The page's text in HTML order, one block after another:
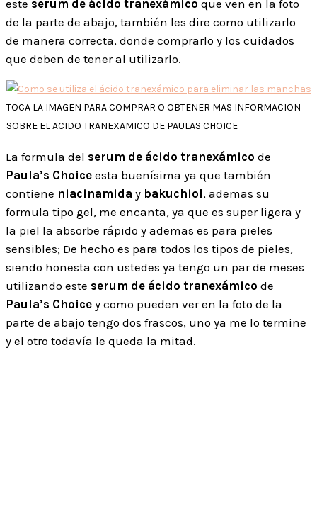
este serum de ácido tranexámico que ven en la foto
de la parte de abajo, también les dire como utilizarlo
de manera correcta, donde comprarlo y los cuidados
que deben de tener al utilizarlo.
TOCA LA IMAGEN PARA COMPRAR O OBTENER MAS INFORMACION
SOBRE EL ACIDO TRANEXAMICO DE PAULAS CHOICE
La formula del serum de ácido tranexámico de
Paula’s Choice esta buenísima ya que también
contiene niacinamida y bakuchiol, ademas su
formula tipo gel, me encanta, ya que es super ligera y
la piel la absorbe rápido y ademas es para pieles
sensibles; De hecho es para todos los tipos de pieles,
siendo honesta con ustedes ya tengo un par de meses
utilizando este serum de ácido tranexámico de
Paula’s Choice y como pueden ver en la foto de la
parte de abajo tengo dos frascos, uno ya me lo termine
y el otro todavía le queda la mitad.